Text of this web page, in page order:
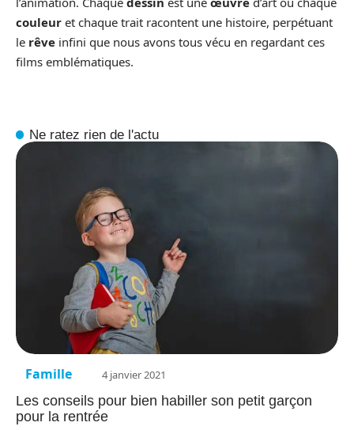
couleur et chaque trait racontent une histoire, perpétuant
le rêve infini que nous avons tous vécu en regardant ces
films emblématiques.
Ne ratez rien de l'actu
Famille 4 janvier 2021
Les conseils pour bien habiller son petit garçon
pour la rentrée